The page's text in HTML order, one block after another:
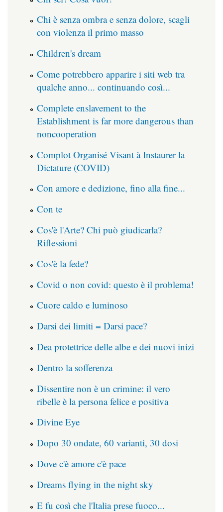
Chi è senza ombra e senza dolore, scagli
con violenza il primo masso
Children's dream
Come potrebbero apparire i siti web tra
qualche anno... continuando così...
Complete enslavement to the
Establishment is far more dangerous than
noncooperation
Complot Organisé Visant à Instaurer la
Dictature (COVID)
Con amore e dedizione, fino alla fine...
Con te
Cos'è l'Arte? Chi può giudicarla?
Riflessioni
Cos'è la fede?
Covid o non covid: questo è il problema!
Cuore caldo e luminoso
Darsi dei limiti = Darsi pace?
Dea protettrice delle albe e dei nuovi inizi
Dentro la sofferenza
Dissentire non è un crimine: il vero
ribelle è la persona felice e positiva
Divine Eye
Dopo 30 ondate, 60 varianti, 30 dosi
Dove c'è amore c'è pace
Dreams flying in the night sky
E fu così che l'Italia prese fuoco...